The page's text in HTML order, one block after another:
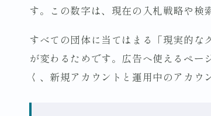
す。この数字は、現在の入札戦略や検
すべての団体に当てはまる「現実的な
が変わるためです。広告へ使えるペー
く、新規アカウントと運用中のアカウ